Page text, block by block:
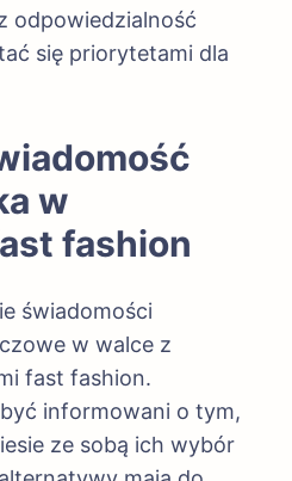
odpowiedzialność
się priorytetami dla
w
fashion
świadomości
w walce z
fast fashion.
informowani o tym,
ze sobą ich wybór